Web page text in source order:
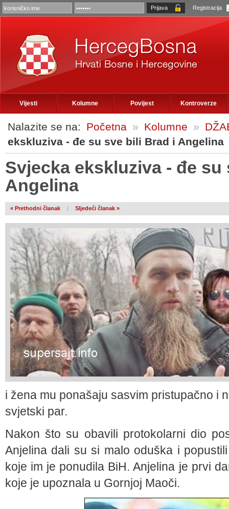
Registracija
Vijesti Kolumne Povijest Kontroverze
Nalazite se na: Početna » Kolumne »
ekskluziva - đe su sve bili Brad i Angelina
Svjecka ekskluziva - đe
Angelina
« Prethodni članak | Sljedeći članak »
i žena mu ponašaju sasvim pristupačno i
svjetski par.
Nakon što su obavili protokolarni dio
Anjelina dali su si malo oduška i
koje im je ponudila BiH. Anjelina je prvi
koje je upoznala u Gornjoj Maoči.